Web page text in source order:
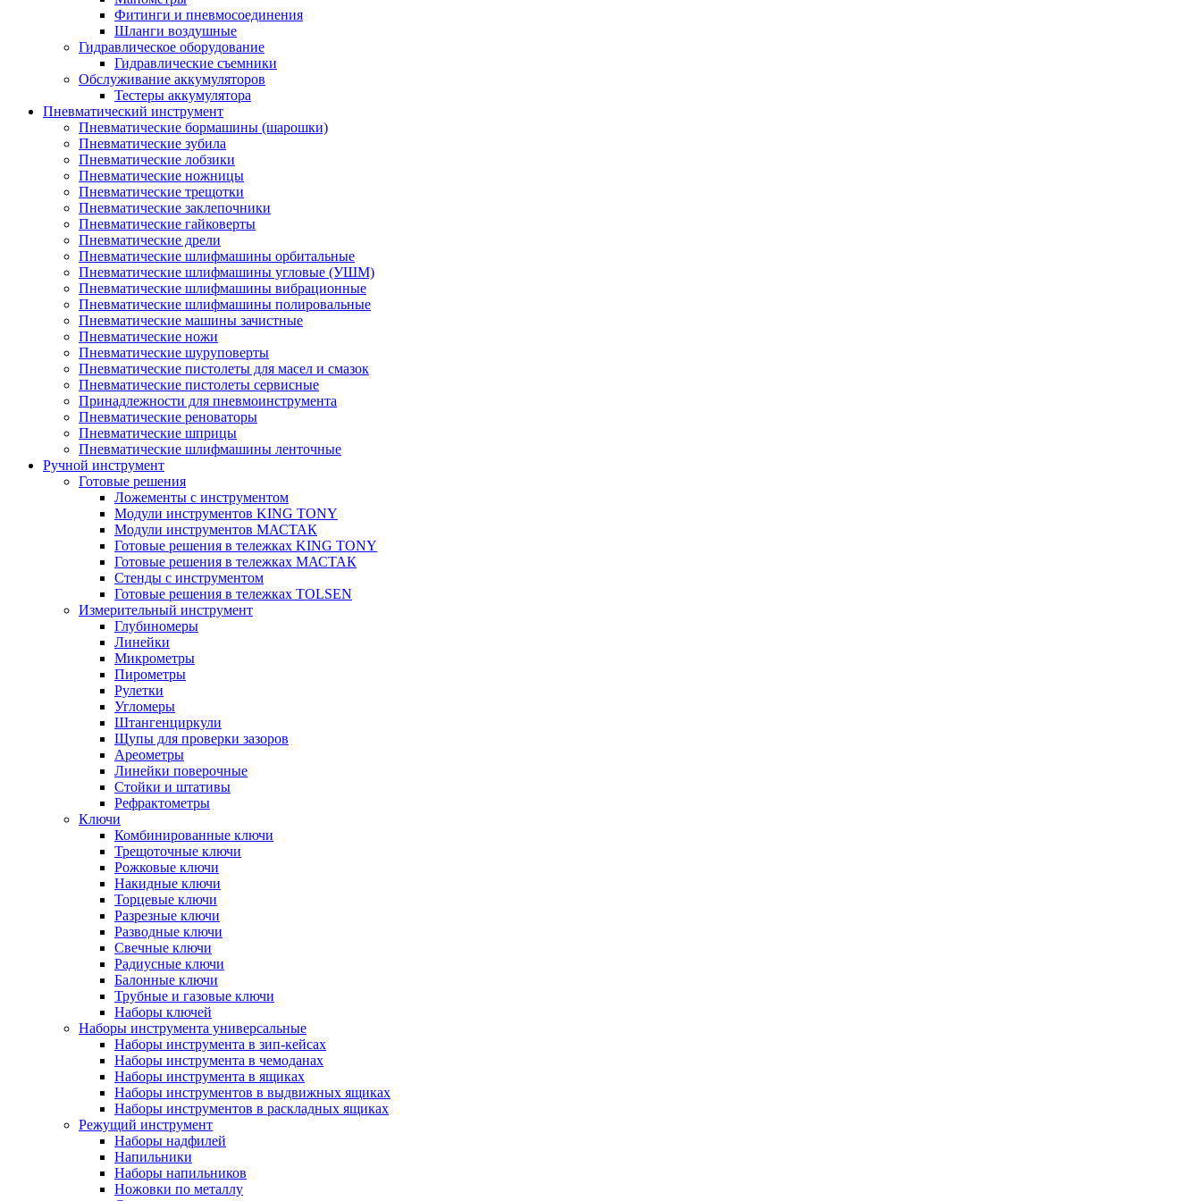
Фитинги и пневмосоединения
Шланги воздушные
Гидравлическое оборудование
Гидравлические съемники
Обслуживание аккумуляторов
Тестеры аккумулятора
Пневматический инструмент
Пневматические бормашины (шарошки)
Пневматические зубила
Пневматические лобзики
Пневматические ножницы
Пневматические трещотки
Пневматические заклепочники
Пневматические гайковерты
Пневматические дрели
Пневматические шлифмашины орбитальные
Пневматические шлифмашины угловые (УШМ)
Пневматические шлифмашины вибрационные
Пневматические шлифмашины полировальные
Пневматические машины зачистные
Пневматические ножи
Пневматические шуруповерты
Пневматические пистолеты для масел и смазок
Пневматические пистолеты сервисные
Принадлежности для пневмоинструмента
Пневматические реноваторы
Пневматические шприцы
Пневматические шлифмашины ленточные
Ручной инструмент
Готовые решения
Ложементы с инструментом
Модули инструментов KING TONY
Модули инструментов МАСТАК
Готовые решения в тележках KING TONY
Готовые решения в тележках МАСТАК
Стенды с инструментом
Готовые решения в тележках TOLSEN
Измерительный инструмент
Глубиномеры
Линейки
Микрометры
Пирометры
Рулетки
Угломеры
Штангенциркули
Щупы для проверки зазоров
Ареометры
Линейки поверочные
Стойки и штативы
Рефрактометры
Ключи
Комбинированные ключи
Трещоточные ключи
Рожковые ключи
Накидные ключи
Торцевые ключи
Разрезные ключи
Разводные ключи
Свечные ключи
Радиусные ключи
Балонные ключи
Трубные и газовые ключи
Наборы ключей
Наборы инструмента универсальные
Наборы инструмента в зип-кейсах
Наборы инструмента в чемоданах
Наборы инструмента в ящиках
Наборы инструментов в выдвижных ящиках
Наборы инструментов в раскладных ящиках
Режущий инструмент
Наборы надфилей
Напильники
Наборы напильников
Ножовки по металлу